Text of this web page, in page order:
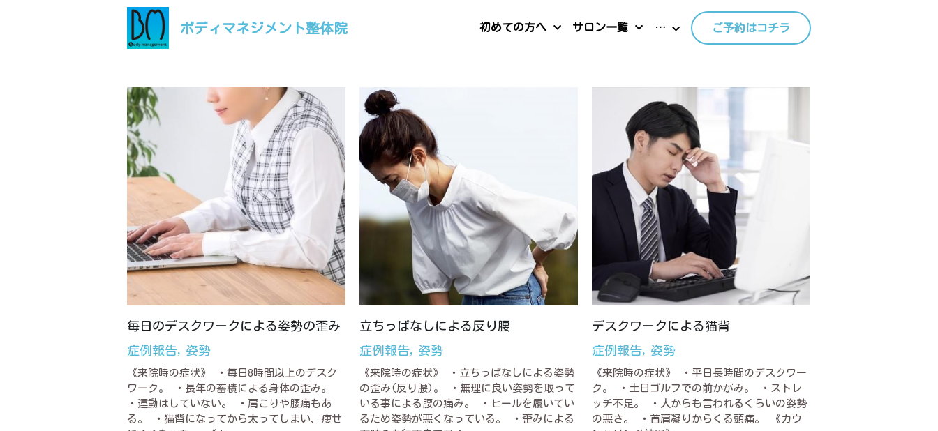
ボディマネジメント整体院 初めての方へ サロン一覧 … ご予約はコチラ
毎日のデスクワークによる姿勢の歪み
症例報告, 姿勢
《来院時の症状》 ・毎日8時間以上のデスク
ワーク。 ・長年の蓄積による身体の歪み。
・運動はしていない。 ・肩こりや腰痛もあ
る。 ・猫背になってから太ってしまい、痩せ
立ちっぱなしによる反り腰
症例報告, 姿勢
《来院時の症状》 ・立ちっぱなしによる姿勢
の歪み(反り腰)。 ・無理に良い姿勢を取って
いる事による腰の痛み。 ・ヒールを履いてい
るため姿勢が悪くなっている。 ・歪みによる
デスクワークによる猫背
症例報告, 姿勢
《来院時の症状》 ・平日長時間のデスクワー
ク。 ・土日ゴルフでの前かがみ。 ・ストレ
ッチ不足。 ・人からも言われるくらいの姿勢
の悪さ。 ・首肩凝りからくる頭痛。 《カウ